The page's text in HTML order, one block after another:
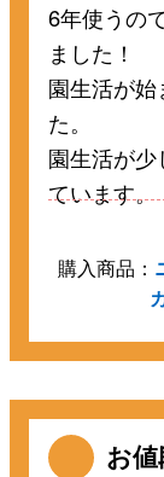
6年使うの
ました！
園生活が
た。
園生活が
ています。
購入商品：
お